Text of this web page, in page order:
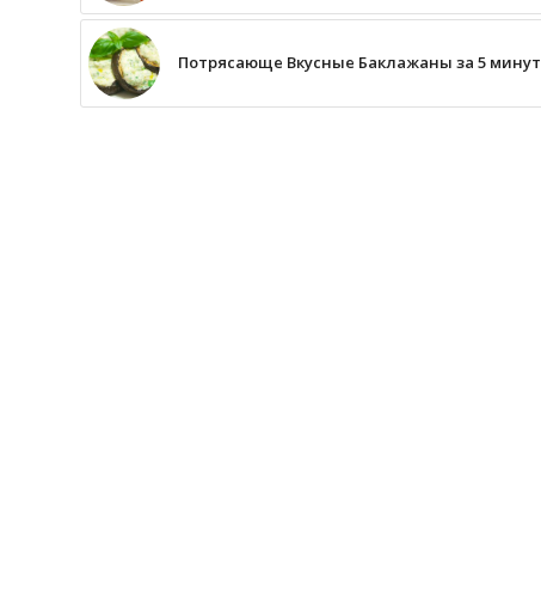
Потрясающе Вкусные Баклажаны за 5 минут